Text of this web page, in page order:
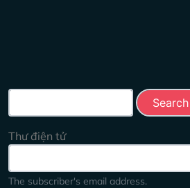
Thư điện tử
The subscriber's email address.